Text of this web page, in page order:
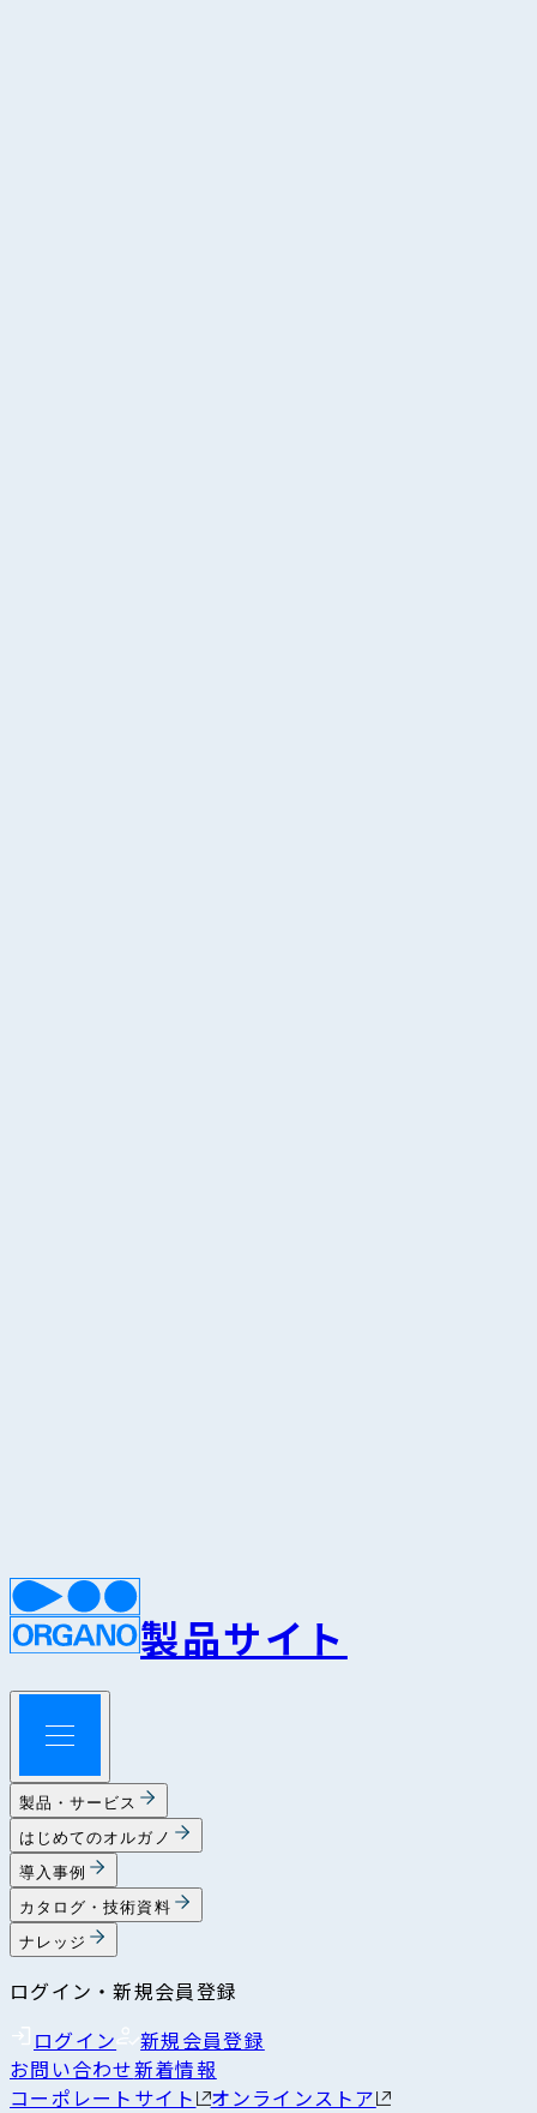
製品サイト
製品・サービス
はじめてのオルガノ
導入事例
カタログ・技術資料
ナレッジ
ログイン・新規会員登録
ログイン
新規会員登録
お問い合わせ新着情報
コーポレートサイト
オンラインストア